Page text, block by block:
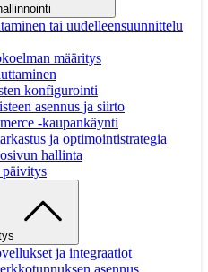
tai uudelleensuunnittelu
määritys
konfigurointi
asennus ja siirto
-kaupankäynti
ja optimointistrategia
hallinta
päivitys
ja integraatiot